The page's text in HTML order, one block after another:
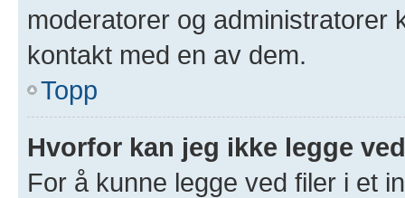
moderatorer og administratorer
kontakt med en av dem.
Topp
Hvorfor kan jeg ikke legge
For å kunne legge ved filer i et